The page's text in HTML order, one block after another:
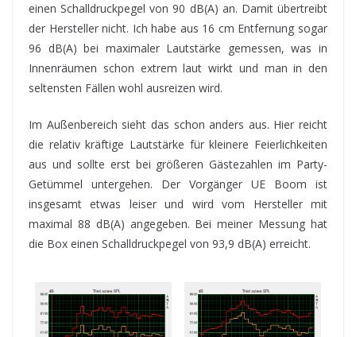
einen Schalldruckpegel von 90 dB(A) an. Damit übertreibt
der Hersteller nicht. Ich habe aus 16 cm Entfernung sogar
96 dB(A) bei maximaler Lautstärke gemessen, was in
Innenräumen schon extrem laut wirkt und man in den
seltensten Fällen wohl ausreizen wird.
Im Außenbereich sieht das schon anders aus. Hier reicht
die relativ kräftige Lautstärke für kleinere Feierlichkeiten
aus und sollte erst bei größeren Gästezahlen im Party-
Getümmel untergehen. Der Vorgänger UE Boom ist
insgesamt etwas leiser und wird vom Hersteller mit
maximal 88 dB(A) angegeben. Bei meiner Messung hat
die Box einen Schalldruckpegel von 93,9 dB(A) erreicht.